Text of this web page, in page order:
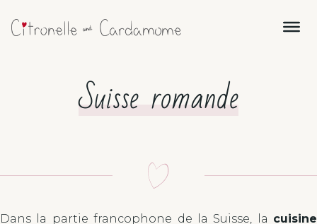
Suisse romande
Dans la partie francophone de la Suisse, la cuisine